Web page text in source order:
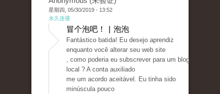
星期四, 05/30/2019 - 13:52
永久连接
冒个泡吧！ | 泡泡
Fantástico batida! Eu desejo aprendiz
enquanto você alterar seu web site
, como poderia eu subscrever para um blog
local ? A conta auxiliado
me um acordo aceitável. Eu tinha sido
minúscula pouco